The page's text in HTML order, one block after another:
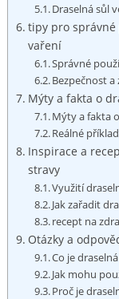
Draselná sůl
tipy pro
vaření
Správné
Bezpečnost a
Mýty a fakta o
Mýty a fakta
Reálné
Inspirace a
stravy
Využití
Jak zařadit
recept na
Otázky a
Co je
Jak mohu
Proč je